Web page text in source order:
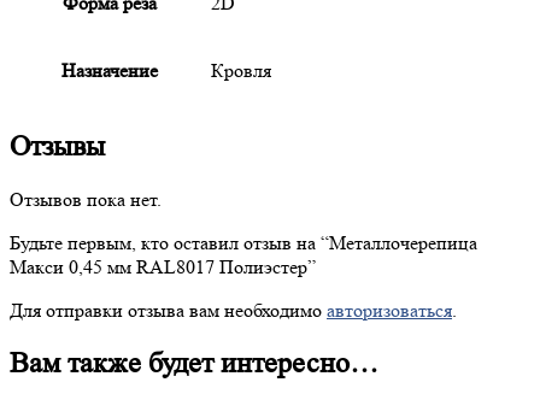
Назначение Кровля
Отзывы
Отзывов пока нет.
Будьте первым, кто оставил отзыв на “Металлочерепица
Макси 0,45 мм RAL8017 Полиэстер”
Для отправки отзыва вам необходимо авторизоваться
Вам также будет интересно…